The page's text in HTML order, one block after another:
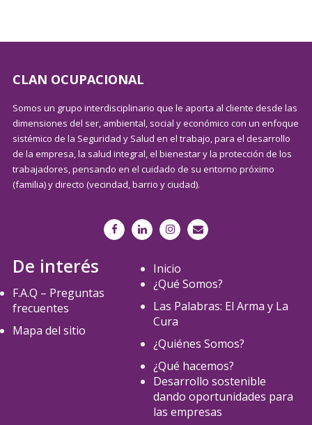
CLAN OCUPACIONAL
Somos un grupo interdisciplinario que le aporta al cliente desde las
dimensiones del ser, ambiental, social y económico con un enfoque
sistémico de la Seguridad y Salud en el trabajo, para el desarrollo
de la empresa, la salud integral, el bienestar y la protección de los
trabajadores, pensando en el cuidado de su entorno próximo
(familia) y directo (vecindad, barrio y ciudad).
De interés
F.A.Q – Preguntas
frecuentes
Mapa del sitio
Inicio
¿Qué Somos?
Las Palabras: El Arma y La
Cura
¿Quiénes Somos?
¿Qué hacemos?
Desarrollo sostenible
dando oportunidades para
las empresas